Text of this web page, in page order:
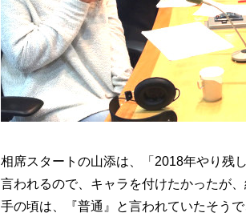
相席スタートの山添は、「2018年やり残
言われるので、キャラを付けたかったが
手の頃は、『普通』と言われていたそう